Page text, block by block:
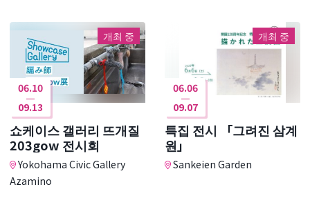
개최 중
06.10
09.13
쇼케이스 갤러리 뜨개질
203gow 전시회
Yokohama Civic Gallery
Azamino
개최 중
06.06
09.07
특집 전시 「그려진 삼계
원」
Sankeien Garden